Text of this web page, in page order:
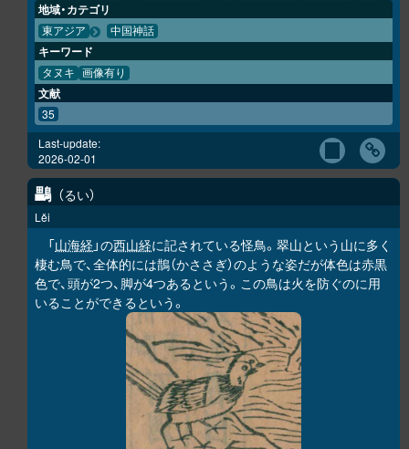
地域・カテゴリ
東アジア 中国神話
キーワード
タヌキ 画像有り
文献
35
Last-update:
2026-02-01
鸓 るい
Lěi
「山海経 」の西山経に記されている怪鳥。翠山という山に多く
棲む鳥で、全体的には鵲（かささぎ）のような姿だが体色は赤黒
色で、頭が2つ、脚が4つあるという。この鳥は火を防ぐのに用
いることができるという。